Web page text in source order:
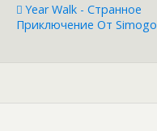
Year Walk - Странное
Приключение От Simogo